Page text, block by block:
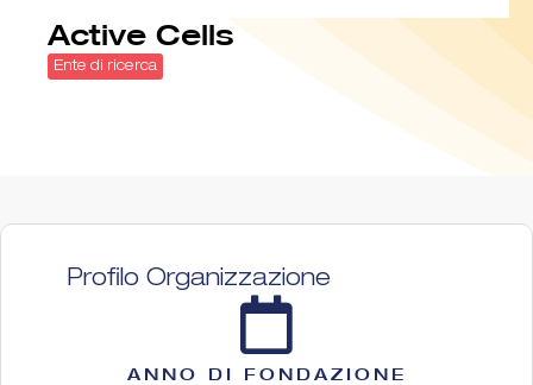
Active Cells
Ente di ricerca
Profilo Organizzazione
ANNO DI FONDAZIONE